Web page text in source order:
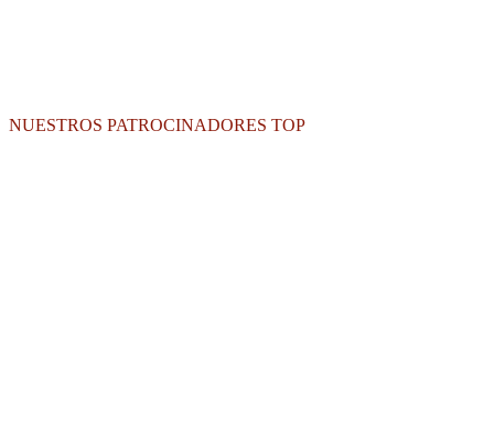
NUESTROS PATROCINADORES TOP